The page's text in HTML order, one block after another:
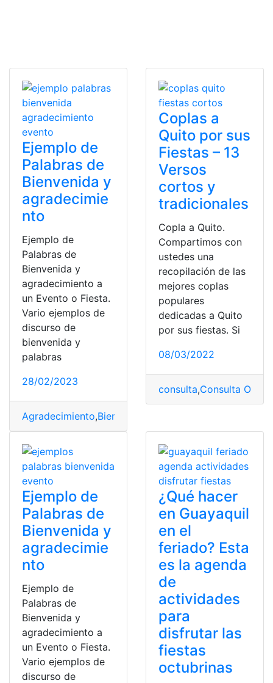
Ejemplo de
Palabras de
Bienvenida y
agradecimie
nto
Ejemplo de
Palabras de
Bienvenida y
agradecimiento a
un Evento o Fiesta.
Vario ejemplos de
discurso de
bienvenida y
palabras
28/02/2023
Agradecimiento,Bienvenida
Coplas a
Quito por sus
Fiestas – 13
Versos
cortos y
tradicionales
Copla a Quito.
Compartimos con
ustedes una
recopilación de las
mejores coplas
populares
dedicadas a Quito
por sus fiestas. Si
08/03/2022
consulta,Consulta Online
Ejemplo de
Palabras de
Bienvenida y
agradecimie
nto
Ejemplo de
Palabras de
Bienvenida y
agradecimiento a
un Evento o Fiesta.
Vario ejemplos de
discurso de
¿Qué hacer
en Guayaquil
en el
feriado? Esta
es la agenda
de
actividades
para
disfrutar las
fiestas
octubrinas